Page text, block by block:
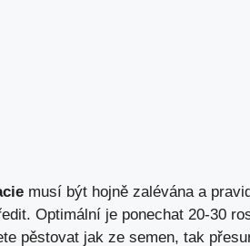
musí být hojně zalévána a
Optimální je ponechat 20-30
pěstovat jak ze semen, tak